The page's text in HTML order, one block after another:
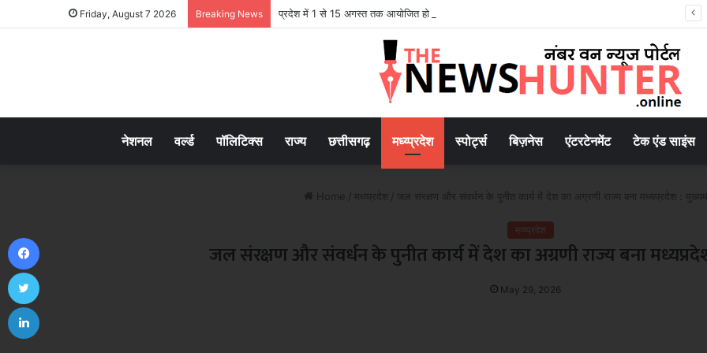
Friday, August 7 2026 Breaking News प्रदेश में 1 से 15 अगस्त तक आयोजित हो रहा विशेष स्वनिधि पखवाड़ा
नेशनल वर्ल्ड पॉलिटिक्स राज्य छत्तीसगढ़ मध्य्प्रदेश स्पोर्ट्स बिज़नेस एंटरटेनमेंट टेक एंड साइंस
Home / मध्य्प्रदेश / जल संरक्षण और संवर्धन के पुनीत कार्य में देश का अग्रणी राज्य बना मध्यप्रदेश :
मध्य्प्रदेश
जल संरक्षण और संवर्धन के पुनीत कार्य में देश का अग्रणी राज्य बना
May 29, 2026